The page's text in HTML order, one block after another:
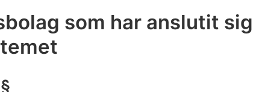
som har anslutit sig